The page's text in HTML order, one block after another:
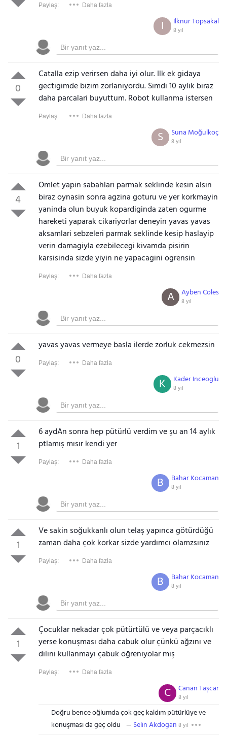
Paylaş: Daha fazla
Ilknur Topsakal
8 yıl
I
0
Catalla ezip verirsen daha iyi olur. Ilk ek gidaya
gectigimde bizim zorlaniyordu. Simdi 10 aylik biraz
daha parcalari buyuttum. Robot kullanma istersen
Paylaş: Daha fazla
Suna Moğulkoç
8 yıl
S
4
Omlet yapin sabahlari parmak seklinde kesin alsin
biraz oynasin sonra agzina goturu ve yer korkmayin
yaninda olun buyuk kopardiginda zaten ogurme
hareketi yaparak cikariyorlar deneyin yavas yavas
aksamlari sebzeleri parmak seklinde kesip haslayip
verin damagiyla ezebilecegi kivamda pisirin
karsisinda sizde yiyin ne yapacagini ogrensin
Paylaş: Daha fazla
Ayben Coles
8 yıl
A
0
yavas yavas vermeye basla ilerde zorluk cekmezsin
Paylaş: Daha fazla
Kader Inceoglu
8 yıl
K
1
6 aydAn sonra hep pütürlü verdim ve şu an 14 aylık
ptlamış mısır kendi yer
Paylaş: Daha fazla
Bahar Kocaman
8 yıl
B
1
Ve sakin soğukkanlı olun telaş yapınca götürdüğü
zaman daha çok korkar sizde yardımcı olamzsınız
Paylaş: Daha fazla
Bahar Kocaman
8 yıl
B
1
Çocuklar nekadar çok pütürtülü ve veya parçacıklı
yerse konuşması daha cabuk olur çünkü ağzını ve
dilini kullanmayı çabuk öğreniyolar mış
Paylaş: Daha fazla
Canan Taşcar
8 yıl
C
Doğru bence oğlumda çok geç kaldım pütürlüye ve
konuşması da geç oldu
Selin Akdogan 8 yıl